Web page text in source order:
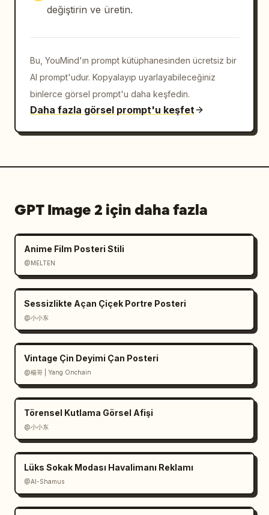
boyunca devam edin. Dönem kıyafetleri içinde
doğal bir şekilde etkileşimde bulunan birçok
Alt şerit: İnce bir altın çizgiye ve soldan
sağa eşit aralıklarla yerleştirilmiş tam 18
dönüm noktası düğümüne sahip koyu mavi-siyah
Çince etiketleri ve tarihleri kullanın: 1.
「宇宙诞生\n约138亿年前」, 2. 「太阳系形成\n约46亿
「农业革命\n约1.2万年前」, 10. 「文明起源\n约公元
前3500年」, 11. 「古典时代\n约公元前800年」, 12.
「中世纪\n约5世纪」, 13. 「大航海时代\n15–17世
纪」, 14. 「工业革命\n18–19世纪」, 15. 「电气时代
\n19–20世纪」, 16. 「信息时代\n20世纪后半叶」,
17. 「数字时代\n21世纪」, 18. 「未来探索\n未来」.
Görsel stil: Hiper detaylı epik bilim-tarih
infografiği, gerçekçi aydınlatma, canlı ancak
tutarlı renk derecelendirmesi, altın vurgu
çizgileri, derin maviler ve turuncular,
minyatür diorama detayı, sinematik derinlik,
net mikro sahneler, çizgi film tarzı yok, düz
vektör görünümü yok.
Kısıtlamalar: Posteri şaşırtıcı derecede
çizelgesi dışında rastgele okunamaz
metinlerden kaçının; yinelenen dönüm noktası
etiketlerinden kaçının; filigran veya logo
eklemeyin. Ana tema
değiştirin ve üretin.
Bu, YouMind'ın prompt kütüphanesinden ücretsiz bir
AI prompt'udur. Kopyalayıp uyarlayabileceğiniz
binlerce görsel prompt'u daha keşfedin.
Daha fazla görsel prompt'u keşfet
GPT Image 2 için daha fazla
Anime Film Posteri Stili
@MELTEN
Sessizlikte Açan Çiçek Portre Posteri
@小小东
Vintage Çin Deyimi Çan Posteri
@楊哥 | Yang Onchain
Törensel Kutlama Görsel Afişi
@小小东
Lüks Sokak Modası Havalimanı Reklamı
@Al-Shamus